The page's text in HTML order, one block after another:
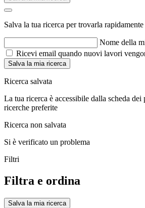
Salva la tua ricerca per trovarla rapidamente
Nome della
Ricevi email quando nuovi lavori
Salva la mia ricerca
Ricerca salvata
La tua ricerca è accessibile dalla scheda
ricerche preferite
Ricerca non salvata
Si è verificato un problema
Filtri
Filtra e ordina
Salva la mia ricerca